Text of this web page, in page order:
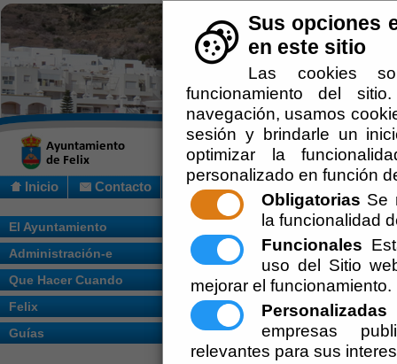
Sus opciones
en este sitio
Las cookies
funcionamiento del
navegación, usamos
sesión y brindarle un
optimizar la
personalizado en función
Obligatorias Se
la funcionalidad
Funcionales
uso del Sitio
mejorar el funcionamiento.
Personalizadas
empresas
relevantes para sus
Inicio Contacto
El Ayuntamiento
Administración-e
Que Hacer Cuando
Felix
Guías
Usted se encuentra aquí:Inicio /Que
Escuchar
BOLSA
Ponemos a su disposición un